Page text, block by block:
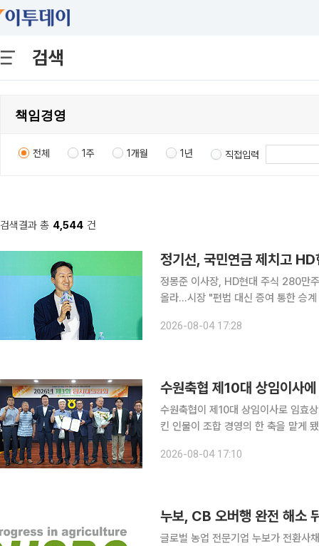
검색
전체 1주 1개월 1년 직접입력
검색결과 총 4,544 건
정기선, 국민연금 제치고
정몽준 이사장, HD현대 주식 280만
올라…시장 "편법 대신 증여 통한 승계 작업" 정기선 HD현대 회장이 부친인 정몽준
증여를 통한 지분 이전으로 승계 작업
2026-08-04 17:28
수원축협 제10대 상임이사
수원축협이 제10대 상임이사로 임효
킨 인물이 조합 경영의 한 축을 맡게 됐다. 4일 이투데이 취재를 종합하면, 수원축협은
을 제10대 상임이사로 선출했다. 임
2026-08-04 17:10
누보, CB 오버행 완전 해소
글로벌 농업 전문기업 누보가 전환사